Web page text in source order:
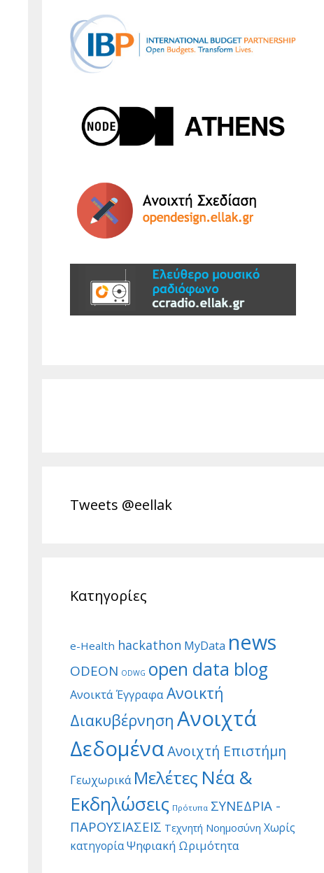
Tweets @eellak
Κατηγορίες
e-Health hackathon MyData news
ODEON ODWG open data blog
Ανοικτά ΈγγραφαΑνοικτή
Διακυβέρνηση Ανοιχτά
ΔεδομέναΑνοιχτή Επιστήμη
Γεωχωρικά Μελέτες Νέα &
Εκδηλώσεις Πρότυπα ΣΥΝΕΔΡΙΑ -
ΠΑΡΟΥΣΙΑΣΕΙΣ Τεχνητή Νοημοσύνη Χωρίς
κατηγορίαΨηφιακή Ωριμότητα